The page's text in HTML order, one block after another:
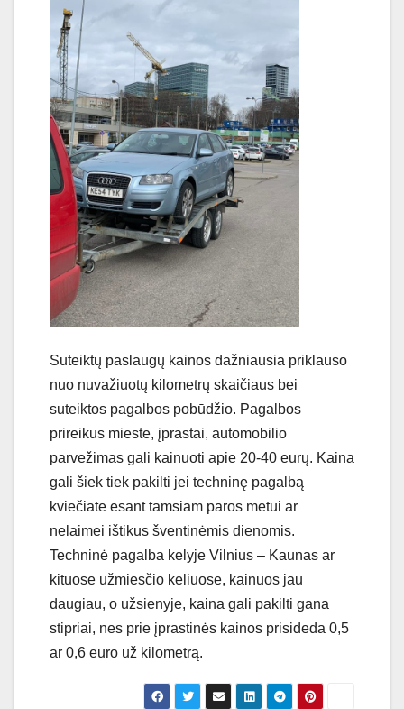
Suteiktų paslaugų kainos dažniausia priklauso
nuo nuvažiuotų kilometrų skaičiaus bei
suteiktos pagalbos pobūdžio. Pagalbos
prireikus mieste, įprastai, automobilio
parvežimas gali kainuoti apie 20-40 eurų. Kaina
gali šiek tiek pakilti jei techninę pagalbą
kviečiate esant tamsiam paros metui ar
nelaimei ištikus šventinėmis dienomis.
Techninė pagalba kelyje Vilnius – Kaunas ar
kituose užmiesčio keliuose, kainuos jau
daugiau, o užsienyje, kaina gali pakilti gana
stipriai, nes prie įprastinės kainos prisideda 0,5
ar 0,6 euro už kilometrą.